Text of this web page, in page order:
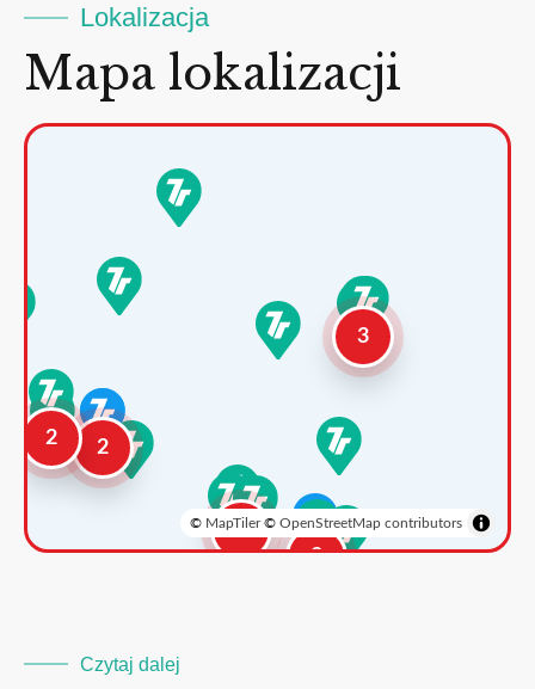
Lokalizacja
Mapa lokalizacji
2
2
3
2
3
© MapTiler© OpenStreetMap contributors
Czytaj dalej